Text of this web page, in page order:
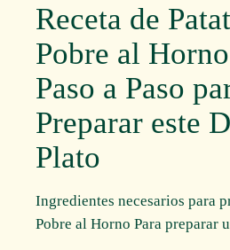
Receta de
Pobre al
Paso a Paso
Preparar este
Plato
Ingredientes necesarios para
Pobre al Horno Para preparar